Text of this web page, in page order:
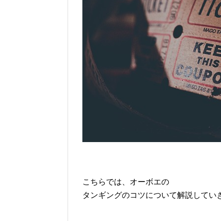
こちらでは、オーボエの
タンギングのコツについて解説してい